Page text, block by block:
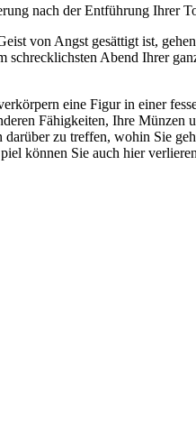
nach der Entführung Ihrer
von Angst gesättigt ist,
Abend Ihrer
eine Figur in einer
Fähigkeiten, Ihre Münzen
zu treffen, wohin Sie
können Sie auch hier